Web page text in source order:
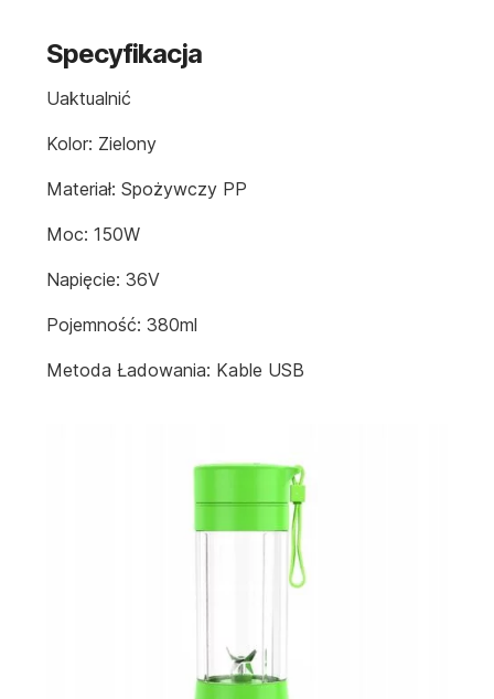
Specyfikacja
Uaktualnić
Kolor: Zielony
Materiał: Spożywczy PP
Moc: 150W
Napięcie: 36V
Pojemność: 380ml
Metoda Ładowania: Kable USB